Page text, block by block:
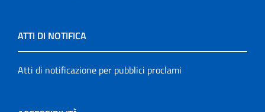
ATTI DI NOTIFICA
Atti di notificazione per pubblici proclami